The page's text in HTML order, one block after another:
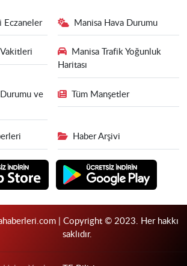
Eczaneler Manisa Hava Durumu
Manisa Trafik Yoğunluk
Haritası
ve
Tüm Manşetler
Haber Arşivi
| Copyright © 2023. Her hakkı
saklıdır.